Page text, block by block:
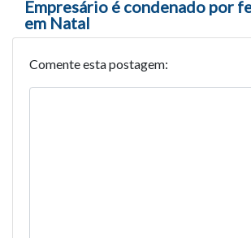
Empresário é condenado por
em Natal
Comente esta postagem: